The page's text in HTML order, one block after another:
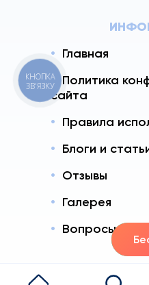
Главная
Политика
сайта
Правила
Блоги и
Отзывы
Галерея
Вопросы -
КНОПКА
ЗВ'ЯЗКУ